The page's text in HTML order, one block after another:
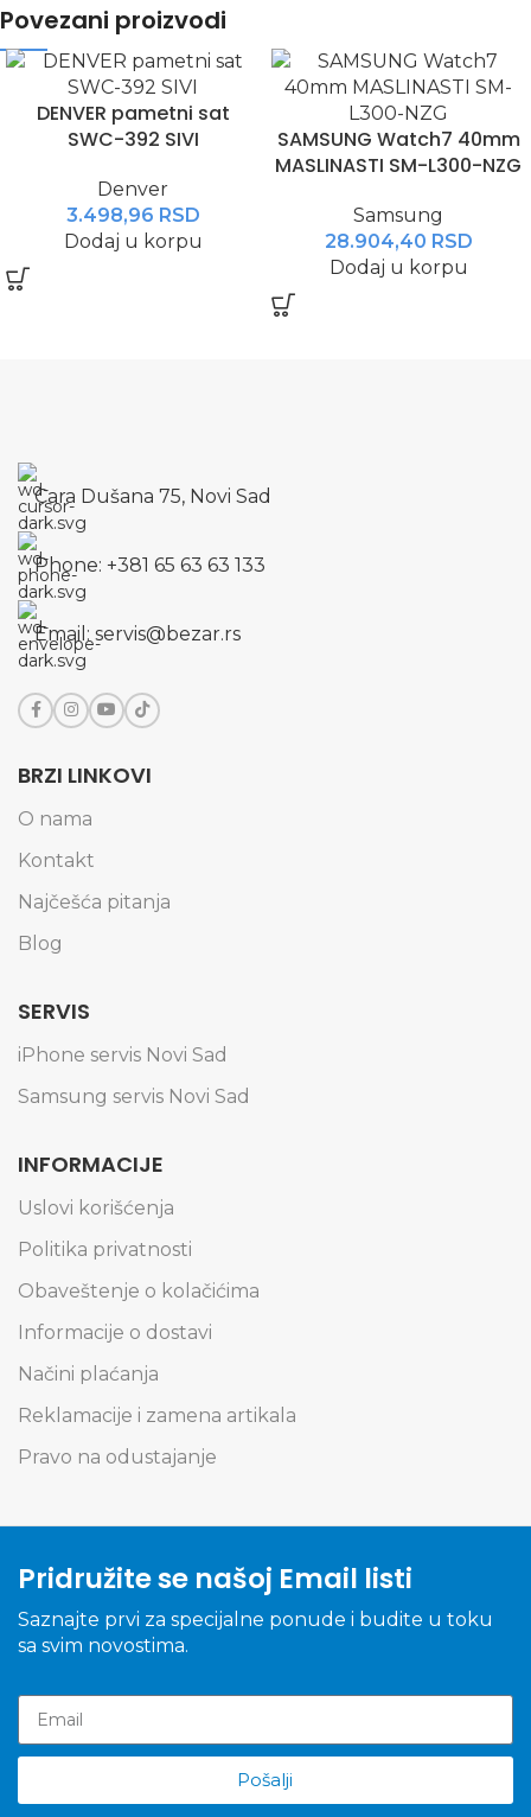
Povezani proizvodi
DENVER pametni sat
SWC-392 SIVI
Denver
3.498,96 RSD
Dodaj u korpu
SAMSUNG Watch7 40mm
MASLINASTI SM-L300-NZG
Samsung
28.904,40 RSD
Dodaj u korpu
Cara Dušana 75, Novi Sad
Phone: +381 65 63 63 133
Email: servis@bezar.rs
BRZI LINKOVI
O nama
Kontakt
Najčešća pitanja
Blog
SERVIS
iPhone servis Novi Sad
Samsung servis Novi Sad
INFORMACIJE
Uslovi korišćenja
Politika privatnosti
Obaveštenje o kolačićima
Informacije o dostavi
Načini plaćanja
Reklamacije i zamena artikala
Pravo na odustajanje
Pridružite se našoj Email listi
Saznajte prvi za specijalne ponude i budite u toku
sa svim novostima.
Pošalji